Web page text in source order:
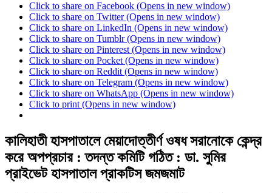
Click to share on Facebook (Opens in new window)
Click to share on Twitter (Opens in new window)
Click to share on LinkedIn (Opens in new window)
Click to share on Tumblr (Opens in new window)
Click to share on Pinterest (Opens in new window)
Click to share on Pocket (Opens in new window)
Click to share on Reddit (Opens in new window)
Click to share on Telegram (Opens in new window)
Click to share on WhatsApp (Opens in new window)
Click to print (Opens in new window)
কালিহাতী হাসপাতালে মেয়াদোত্তীর্ণ ওষধ সরানোকে কেন্দ্র
করে অপপ্রচার : তদন্ত কমিটি গঠিত : ডা. সুমির
প্রাইভেট হাসপাতাল প্রাকটিস জমজমাট